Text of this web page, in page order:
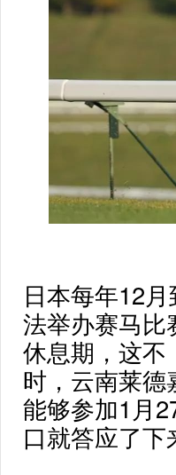
日本每年12
法举办赛马比
休息期，这不
时，云南莱
能够参加1月
口就答应了下